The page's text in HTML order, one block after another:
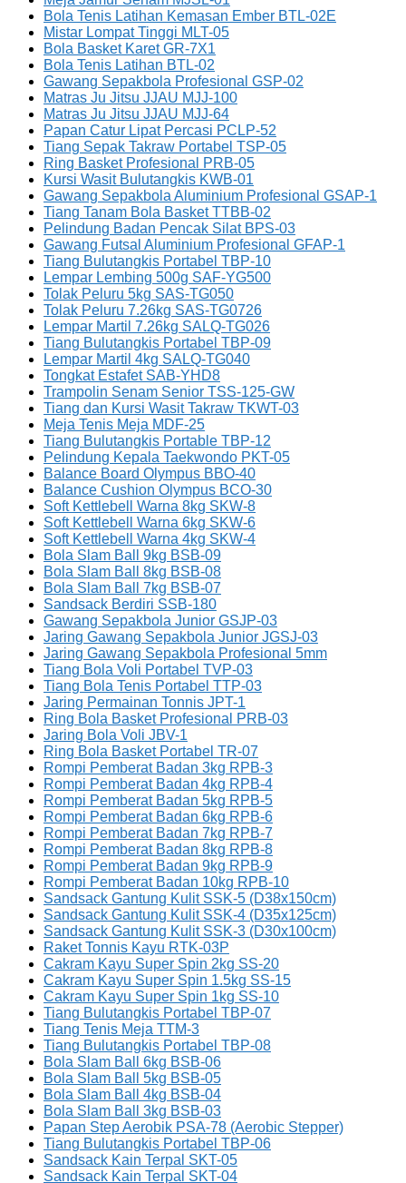
Bola Tenis Latihan Kemasan Ember BTL-02E
Mistar Lompat Tinggi MLT-05
Bola Basket Karet GR-7X1
Bola Tenis Latihan BTL-02
Gawang Sepakbola Profesional GSP-02
Matras Ju Jitsu JJAU MJJ-100
Matras Ju Jitsu JJAU MJJ-64
Papan Catur Lipat Percasi PCLP-52
Tiang Sepak Takraw Portabel TSP-05
Ring Basket Profesional PRB-05
Kursi Wasit Bulutangkis KWB-01
Gawang Sepakbola Aluminium Profesional GSAP-1
Tiang Tanam Bola Basket TTBB-02
Pelindung Badan Pencak Silat BPS-03
Gawang Futsal Aluminium Profesional GFAP-1
Tiang Bulutangkis Portabel TBP-10
Lempar Lembing 500g SAF-YG500
Tolak Peluru 5kg SAS-TG050
Tolak Peluru 7.26kg SAS-TG0726
Lempar Martil 7.26kg SALQ-TG026
Tiang Bulutangkis Portabel TBP-09
Lempar Martil 4kg SALQ-TG040
Tongkat Estafet SAB-YHD8
Trampolin Senam Senior TSS-125-GW
Tiang dan Kursi Wasit Takraw TKWT-03
Meja Tenis Meja MDF-25
Tiang Bulutangkis Portable TBP-12
Pelindung Kepala Taekwondo PKT-05
Balance Board Olympus BBO-40
Balance Cushion Olympus BCO-30
Soft Kettlebell Warna 8kg SKW-8
Soft Kettlebell Warna 6kg SKW-6
Soft Kettlebell Warna 4kg SKW-4
Bola Slam Ball 9kg BSB-09
Bola Slam Ball 8kg BSB-08
Bola Slam Ball 7kg BSB-07
Sandsack Berdiri SSB-180
Gawang Sepakbola Junior GSJP-03
Jaring Gawang Sepakbola Junior JGSJ-03
Jaring Gawang Sepakbola Profesional 5mm
Tiang Bola Voli Portabel TVP-03
Tiang Bola Tenis Portabel TTP-03
Jaring Permainan Tonnis JPT-1
Ring Bola Basket Profesional PRB-03
Jaring Bola Voli JBV-1
Ring Bola Basket Portabel TR-07
Rompi Pemberat Badan 3kg RPB-3
Rompi Pemberat Badan 4kg RPB-4
Rompi Pemberat Badan 5kg RPB-5
Rompi Pemberat Badan 6kg RPB-6
Rompi Pemberat Badan 7kg RPB-7
Rompi Pemberat Badan 8kg RPB-8
Rompi Pemberat Badan 9kg RPB-9
Rompi Pemberat Badan 10kg RPB-10
Sandsack Gantung Kulit SSK-5 (D38x150cm)
Sandsack Gantung Kulit SSK-4 (D35x125cm)
Sandsack Gantung Kulit SSK-3 (D30x100cm)
Raket Tonnis Kayu RTK-03P
Cakram Kayu Super Spin 2kg SS-20
Cakram Kayu Super Spin 1.5kg SS-15
Cakram Kayu Super Spin 1kg SS-10
Tiang Bulutangkis Portabel TBP-07
Tiang Tenis Meja TTM-3
Tiang Bulutangkis Portabel TBP-08
Bola Slam Ball 6kg BSB-06
Bola Slam Ball 5kg BSB-05
Bola Slam Ball 4kg BSB-04
Bola Slam Ball 3kg BSB-03
Papan Step Aerobik PSA-78 (Aerobic Stepper)
Tiang Bulutangkis Portabel TBP-06
Sandsack Kain Terpal SKT-05
Sandsack Kain Terpal SKT-04